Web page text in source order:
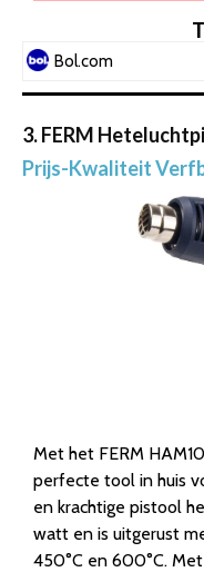
Bol.com
3. FERM
Prijs-Kwaliteit
Met het FERM
perfecte tool in huis
en krachtige pistool
watt en is uitgerust
450°C en 600°C.